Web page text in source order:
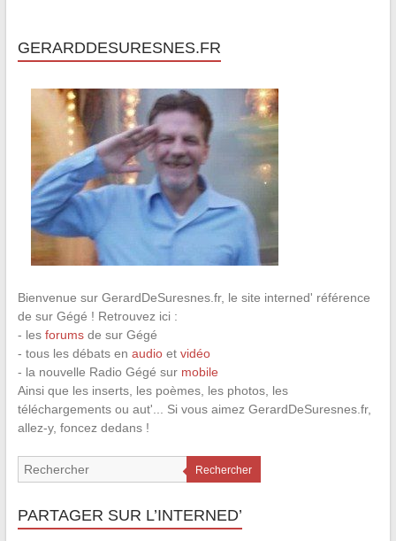
GERARDDESURESNES.FR
Bienvenue sur GerardDeSuresnes.fr, le site interned' référence
de sur Gégé ! Retrouvez ici :
- les forumsde sur Gégé
- tous les débats en audioet vidéo
- la nouvelle Radio Gégé sur mobile
Ainsi que les inserts, les poèmes, les photos, les
téléchargements ou aut'... Si vous aimez GerardDeSuresnes.fr,
allez-y, foncez dedans !
Rechercher
PARTAGER SUR L’INTERNED’